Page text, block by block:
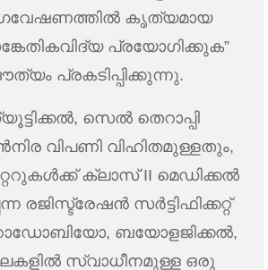
ഗവേഷണത്തിൽ കൃത്യമായ
പ്രയോഗിക്കുക”
പ്രകടിപ്പിക്കുന്നു.
സെൽ തെറാപ്പി
വിപണി വിഹിതമുള്ളതും,
ക്ലാസ് II മെഡിക്കൽ
രജിസ്ട്രേഷൻ സർട്ടിഫിക്കറ്റ്
ബയോളജിക്കൽ,
സ്വാധീനമുള്ള ഒരു